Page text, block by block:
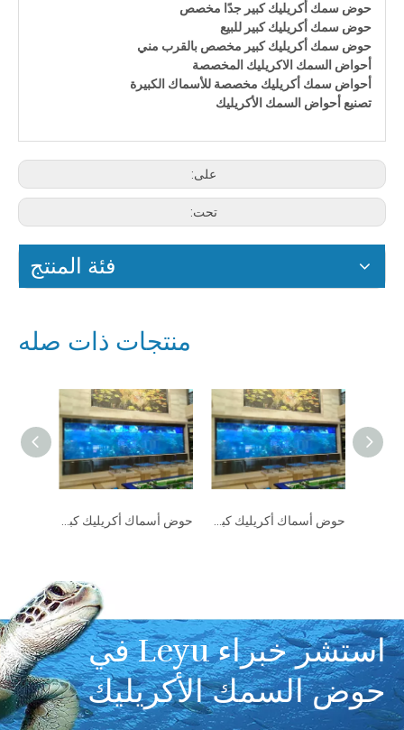
حوض سمك أكريليك كبير جدًا مخصص
حوض سمك أكريليك كبير للبيع
حوض سمك أكريليك كبير مخصص بالقرب مني
أحواض السمك الاكريليك المخصصة
أحواض سمك أكريليك مخصصة للأسماك الكبيرة
تصنيع أحواض السمك الأكريليك
على:
تحت:
فئة المنتج
منتجات ذات صله
استشر خبراء Leyu في
حوض السمك الأكريليك